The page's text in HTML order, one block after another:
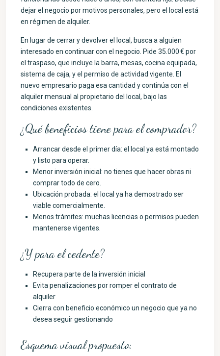
dejar el negocio por motivos personales, pero el local está
en régimen de alquiler.
En lugar de cerrar y devolver el local, busca a alguien
interesado en continuar con el negocio. Pide 35.000 € por
el traspaso, que incluye la barra, mesas, cocina equipada,
sistema de caja, y el permiso de actividad vigente. El
nuevo empresario paga esa cantidad y continúa con el
alquiler mensual al propietario del local, bajo las
condiciones existentes.
¿Qué beneficios tiene para el comprador?
Arrancar desde el primer día: el local ya está montado
y listo para operar.
Menor inversión inicial: no tienes que hacer obras ni
comprar todo de cero.
Ubicación probada: el local ya ha demostrado ser
viable comercialmente.
Menos trámites: muchas licencias o permisos pueden
mantenerse vigentes.
¿Y para el cedente?
Recupera parte de la inversión inicial
Evita penalizaciones por romper el contrato de
alquiler
Cierra con beneficio económico un negocio que ya no
desea seguir gestionando
Esquema visual propuesto: